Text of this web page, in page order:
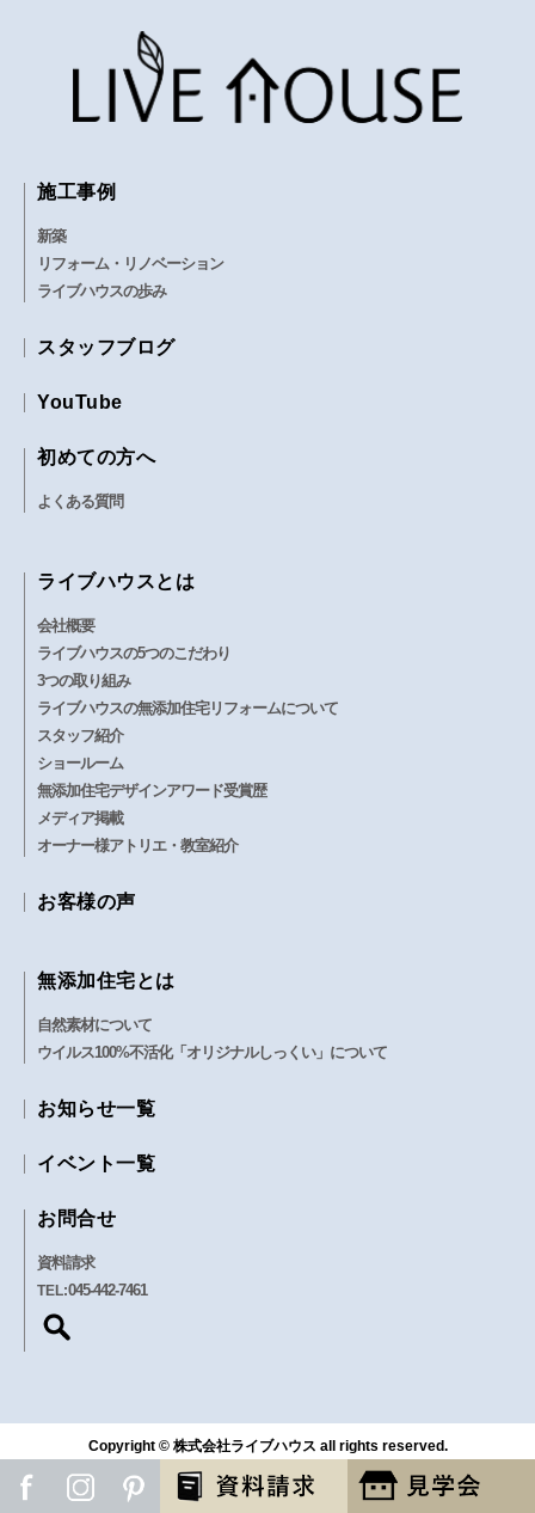
施工事例
新築
リフォーム・リノベーション
ライブハウスの歩み
スタッフブログ
YouTube
初めての方へ
よくある質問
ライブハウスとは
会社概要
ライブハウスの5つのこだわり
3つの取り組み
ライブハウスの無添加住宅リフォームについて
スタッフ紹介
ショールーム
無添加住宅デザインアワード受賞歴
メディア掲載
オーナー様アトリエ・教室紹介
お客様の声
無添加住宅とは
自然素材について
ウイルス100%不活化「オリジナルしっくい」について
お知らせ一覧
イベント一覧
お問合せ
資料請求
TEL:045-442-7461
Copyright © 株式会社ライブハウス all rights reserved.